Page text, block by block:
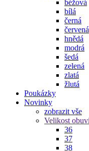
béžová
bílá
černá
červená
hnědá
modrá
šedá
zelená
zlatá
žlutá
Poukázky
Novinky
zobrazit vše
Velikost obuvi
36
37
38